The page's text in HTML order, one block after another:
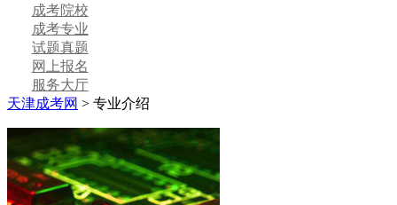
成考院校
成考专业
试题真题
网上报名
服务大厅
天津成考网 > 专业介绍